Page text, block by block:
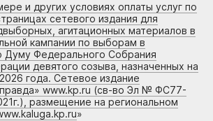
и других условиях оплаты услуг по
сетевого издания для
агитационных материалов в
кампании по выборам в
Думу Федерального Собрания
девятого созыва, назначенных на
года. Сетевое издание
www.kp.ru (св-во Эл № ФС77-
размещение на региональном
»